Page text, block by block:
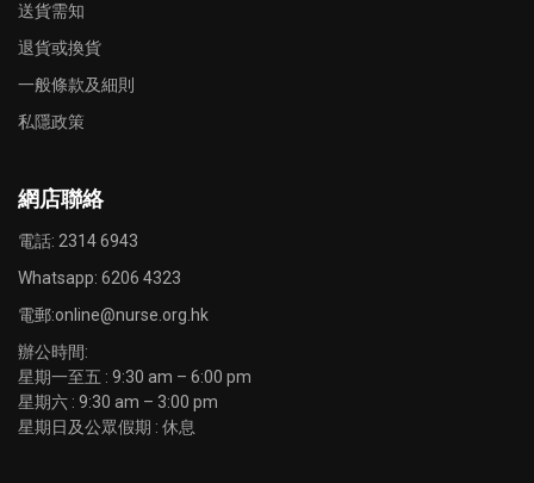
送貨需知
退貨或換貨
一般條款及細則
私隱政策
網店聯絡
電話: 2314 6943
Whatsapp: 6206 4323
電郵:online@nurse.org.hk
辦公時間:
星期一至五 : 9:30 am – 6:00 pm
星期六 : 9:30 am – 3:00 pm
星期日及公眾假期 : 休息